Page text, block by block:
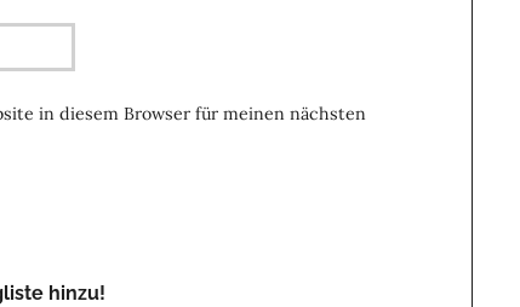
in diesem Browser für meinen nächsten
hinzu!